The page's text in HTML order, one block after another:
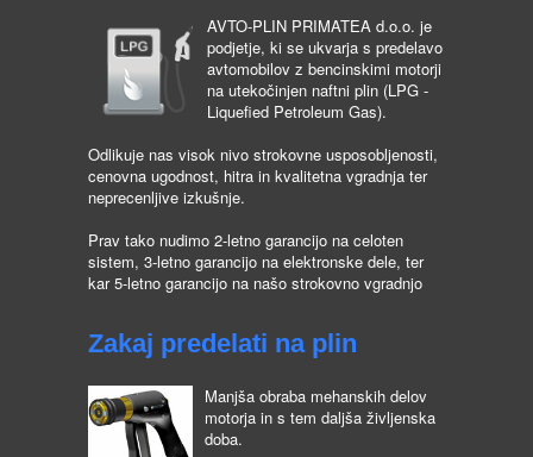
AVTO-PLIN PRIMATEA d.o.o. je
podjetje, ki se ukvarja s predelavo
avtomobilov z bencinskimi motorji
na utekočinjen naftni plin (LPG -
Liquefied Petroleum Gas).
Odlikuje nas visok nivo strokovne usposobljenosti,
cenovna ugodnost, hitra in kvalitetna vgradnja ter
neprecenljive izkušnje.
Prav tako nudimo 2-letno garancijo na celoten
sistem, 3-letno garancijo na elektronske dele, ter
kar 5-letno garancijo na našo strokovno vgradnjo
Zakaj predelati na plin
Manjša obraba mehanskih delov
motorja in s tem daljša življenska
doba.